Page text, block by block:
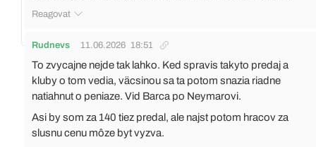
Reagovat
Rudnevs 11.06.2026 18:51
To zvycajne nejde tak lahko. Ked spravis takyto predaj a
kluby o tom vedia, väcsinou sa ta potom snazia riadne
natiahnut o peniaze. Vid Barca po Neymarovi.
Asi by som za 140 tiez predal, ale najst potom hracov za
slusnu cenu môze byt vyzva.